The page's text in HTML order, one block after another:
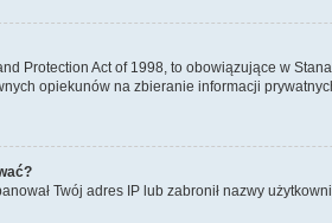
Protection Act of 1998, to obowiązujące w
opiekunów na zbieranie informacji
Twój adres IP lub zabronił nazwy